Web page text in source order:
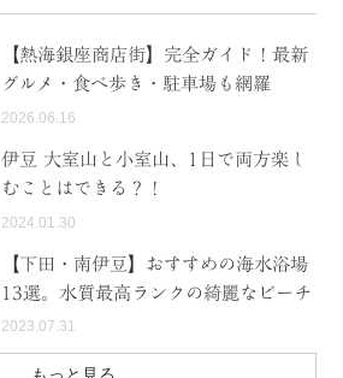
【熱海銀座商店街】完全ガイド！最新
グルメ・食べ歩き・駐車場も網羅
2026.06.16
伊豆 大室山と小室山、1日で両方楽し
むことはできる？！
2024.01.30
【下田・南伊豆】おすすめの海水浴場
13選。水質最高ランクの綺麗なビーチ
2023.07.31